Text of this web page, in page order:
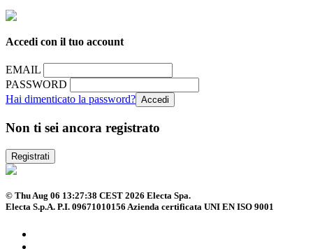
Accedi con il tuo account
EMAIL
PASSWORD
Hai dimenticato la password?
Non ti sei ancora registrato
Registrati
© Thu Aug 06 13:27:38 CEST 2026 Electa Spa.
Electa S.p.A. P.I. 09671010156 Azienda certificata UNI EN ISO 9001